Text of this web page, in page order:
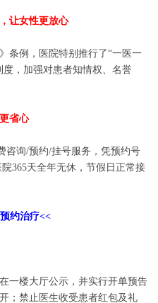
让女性更放心
例，医院特别推行了“一医一
，加强对患者知情权、名誉
省心
询/预约/挂号服务，凭预约号
365天全年无休，节假日正常接
约治疗<<
楼大厅公示，并实行开单预告
；禁止医生收受患者红包及礼